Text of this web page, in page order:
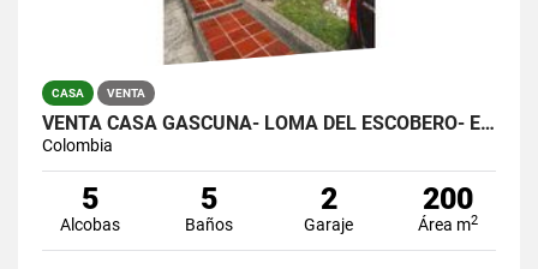
CASA VENTA
VENTA CASA GASCUÑA- LOMA DEL ESCOBERO- ENVIGADO
Colombia
5
Alcobas
5
Baños
2
Garaje
200
Área m2